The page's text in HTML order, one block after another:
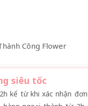
Công Flower
siêu tốc
kể từ khi xác nhận